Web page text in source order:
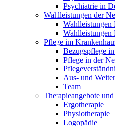
Psychiatrie in
Wahlleistungen der
Wahlleistungen
Wahlleistungen
Pflege im
Bezugspflege
Pflege in der
Aus- und
Team
Therapieangebote
Ergotherapie
Physiotherapie
Logopädie